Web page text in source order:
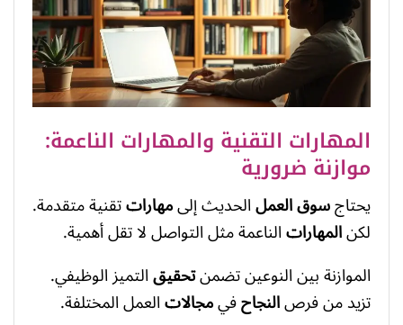
المهارات التقنية والمهارات الناعمة:
موازنة ضرورية
يحتاجسوق العملالحديث إلىمهاراتتقنية متقدمة.
لكنالمهاراتالناعمة مثل التواصل لا تقل أهمية.
الموازنة بين النوعين تضمنتحقيقالتميز الوظيفي.
تزيد من فرصالنجاحفيمجالاتالعمل المختلفة.